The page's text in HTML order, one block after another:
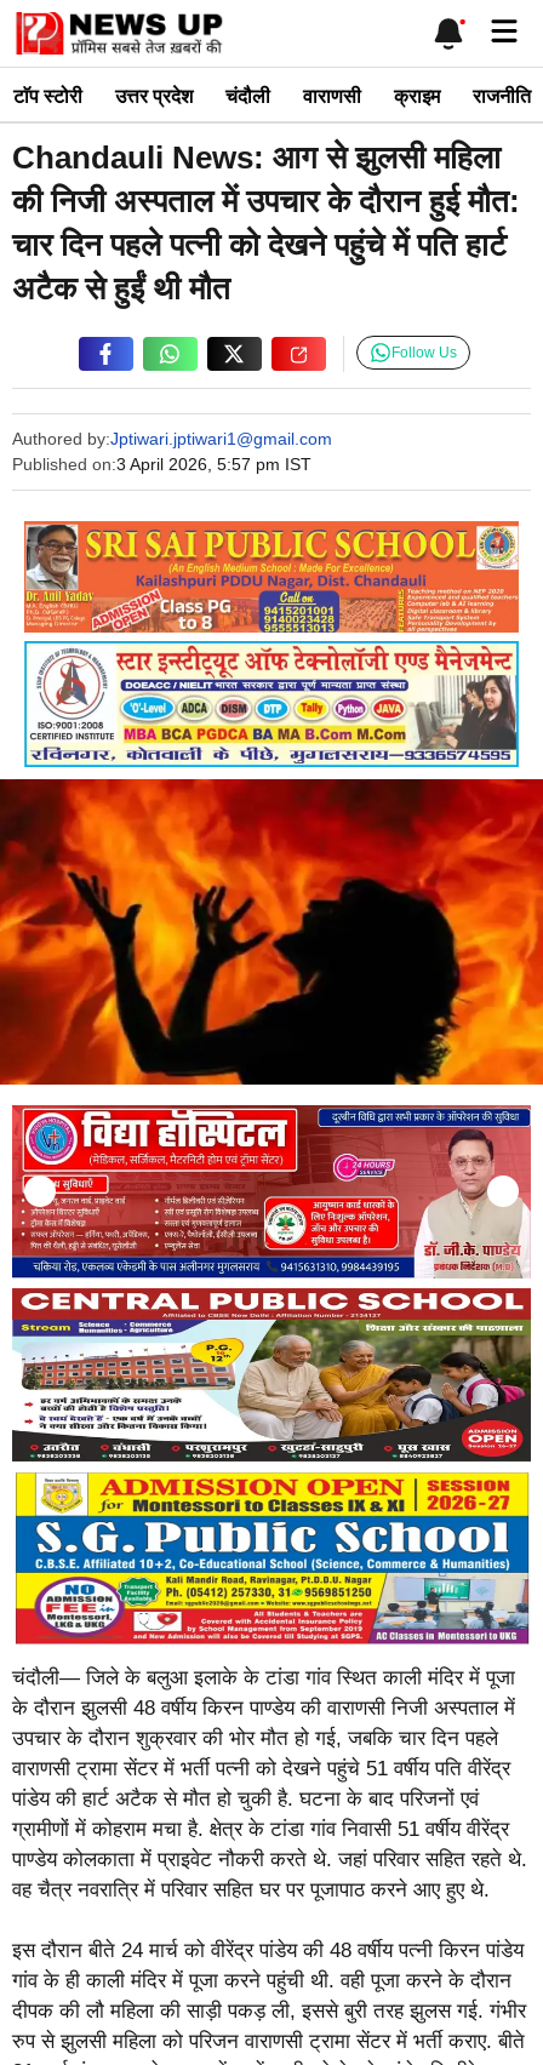
Skip
content
टाॅप स्टोरी उत्तर प्रदेश चंदौली वाराणसी क्राइम राजनीति
Chandauli News: आग से झुलसी महिला
की निजी अस्पताल में उपचार के दौरान हुई मौत:
चार दिन पहले पत्नी को देखने पहुंचे में पति हार्ट
अटैक से हुईं थी मौत
Authored by:Jptiwari.jptiwari1@gmail.com
Published on:3 April 2026, 5:57 pm IST
Follow Us
चंदौली— जिले के बलुआ इलाके के टांडा गांव स्थित काली मंदिर में पूजा
के दौरान झुलसी 48 वर्षीय किरन पाण्डेय की वाराणसी निजी अस्पताल में
उपचार के दौरान शुक्रवार की भोर मौत हो गई, जबकि चार दिन पहले
वाराणसी ट्रामा सेंटर में भर्ती पत्नी को देखने पहुंचे 51 वर्षीय पति वीरेंद्र
पांडेय की हार्ट अटैक से मौत हो चुकी है. घटना के बाद परिजनों एवं
ग्रामीणों में कोहराम मचा है. क्षेत्र के टांडा गांव निवासी 51 वर्षीय वीरेंद्र
पाण्डेय कोलकाता में प्राइवेट नौकरी करते थे. जहां परिवार सहित रहते थे.
वह चैत्र नवरात्रि में परिवार सहित घर पर पूजापाठ करने आए हुए थे.
इस दौरान बीते 24 मार्च को वीरेंद्र पांडेय की 48 वर्षीय पत्नी किरन पांडेय
गांव के ही काली मंदिर में पूजा करने पहुंची थी. वही पूजा करने के दौरान
दीपक की लौ महिला की साड़ी पकड़ ली, इससे बुरी तरह झुलस गई. गंभीर
रुप से झुलसी महिला को परिजन वाराणसी ट्रामा सेंटर में भर्ती कराए. बीते